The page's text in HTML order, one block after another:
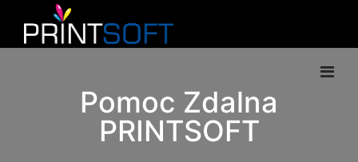
Pomoc Zdalna
PRINTSOFT